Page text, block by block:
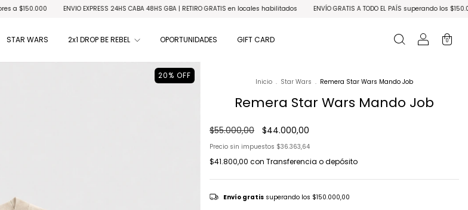
ENVIO EXPRESS 24HS CABA 48HS GBA | RETIRO GRATIS en locales habilitados ENVÍO GRATIS A TODO EL PAÍS superando los $150.000 3 CUOTAS
STAR WARS 2x1 DROP BE REBEL OPORTUNIDADES GIFT CARD 0
20% OFF
Inicio . Star Wars . Remera Star Wars Mando Job
Remera Star Wars Mando Job
$55.000,00 $44.000,00
Precio sin impuestos $36.363,64
$41.800,00 con Transferencia o depósito
Envío gratis superando los $150.000,00